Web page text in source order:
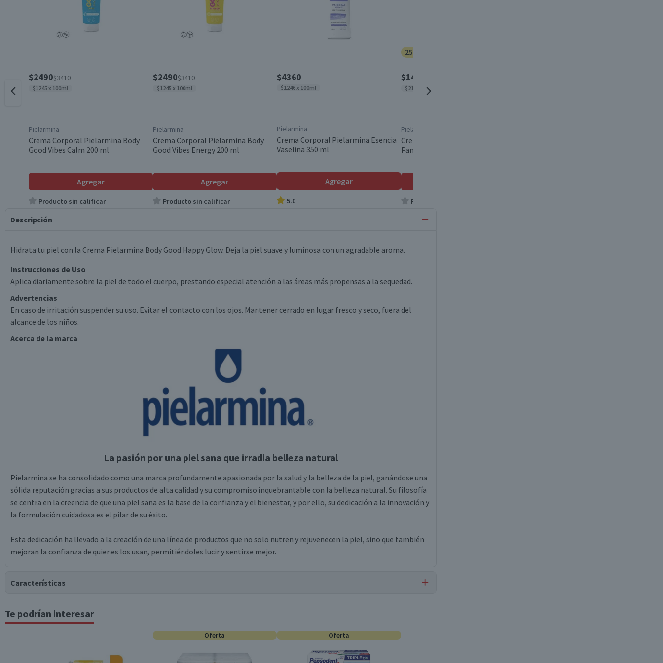
$2490$3410
$1245 x 100ml
Pielarmina
Crema Corporal Pielarmina Body
Good Vibes Calm 200 ml
Agregar
Producto sin calificar
$2490$3410
$1245 x 100ml
Pielarmina
Crema Corporal Pielarmina Body
Good Vibes Energy 200 ml
Agregar
Producto sin calificar
$4360
$1246 x 100ml
Pielarmina
Crema Corporal Pielarmina Esencia
Vaselina 350 ml
Agregar
5.0
25% dcto.
$1493
$2133 x 100g
Pielarmina
Crema de Manos Pielarmina
Pantenol 70 g
Producto sin calificar
Descripción
Hidrata tu piel con la Crema Pielarmina Body Good Happy Glow. Deja la piel suave y luminosa con un agradable aroma.
Instrucciones de Uso
Aplica diariamente sobre la piel de todo el cuerpo, prestando especial atención a las áreas más propensas a la sequedad.
Advertencias
En caso de irritación suspender su uso. Evitar el contacto con los ojos. Mantener cerrado en lugar fresco y seco, fuera del
alcance de los niños.
Acerca de la marca
La pasión por una piel sana que irradia belleza natural
Pielarmina se ha consolidado como una marca profundamente apasionada por la salud y la belleza de la piel, ganándose una
sólida reputación gracias a sus productos de alta calidad y su compromiso inquebrantable con la belleza natural. Su filosofía
se centra en la creencia de que una piel sana es la base de la confianza y el bienestar, y por ello, su dedicación a la innovación y
la formulación cuidadosa es el pilar de su éxito.
Esta dedicación ha llevado a la creación de una línea de productos que no solo nutren y rejuvenecen la piel, sino que también
mejoran la confianza de quienes los usan, permitiéndoles lucir y sentirse mejor.
Características
Tipo de Producto
Te podrían interesar
Oferta Oferta